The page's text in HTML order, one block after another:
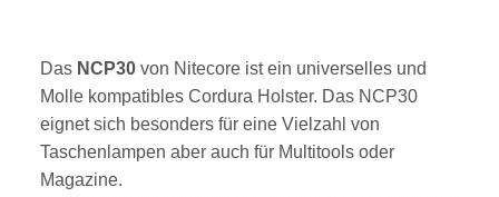
Das NCP30 von Nitecore ist ein universelles und
Molle kompatibles Cordura Holster. Das NCP30
eignet sich besonders für eine Vielzahl von
Taschenlampen aber auch für Multitools oder
Magazine.